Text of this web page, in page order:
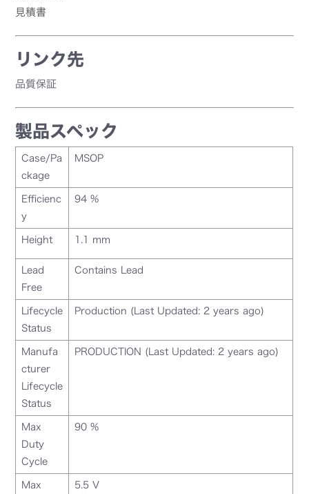
見積書
リンク先
品質保証
製品スペック
Case/Pa
ckage
MSOP
Efficienc
y
94 %
Height 1.1 mm
Lead
Free
Contains Lead
Lifecycle
Status
Production (Last Updated: 2 years ago)
Manufa
cturer
Lifecycle
Status
PRODUCTION (Last Updated: 2 years ago)
Max
Duty
Cycle
90 %
Max 5.5 V